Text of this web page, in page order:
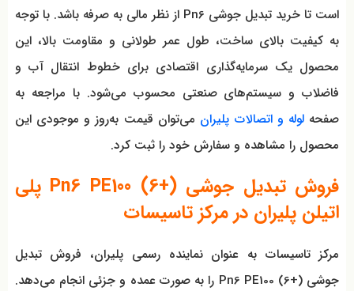
است تا خرید تبدیل جوشی Pn6 از نظر مالی به صرفه باشد. با توجه
به کیفیت بالای ساخت، طول عمر طولانی و مقاومت بالا، این
محصول یک سرمایه‌گذاری اقتصادی برای خطوط انتقال آب و
فاضلاب و سیستم‌های صنعتی محسوب می‌شود. با مراجعه به
صفحه لوله و اتصالات پلیران می‌توان قیمت به‌روز و موجودی این
محصول را مشاهده و سفارش خود را ثبت کرد.
فروش تبدیل جوشی Pn6 PE100 (6+) پلی
اتیلن پلیران در مرکز تاسیسات
مرکز تاسیسات به عنوان نماینده رسمی پلیران، فروش تبدیل
جوشی Pn6 PE100 (6+) را به صورت عمده و جزئی انجام می‌دهد.